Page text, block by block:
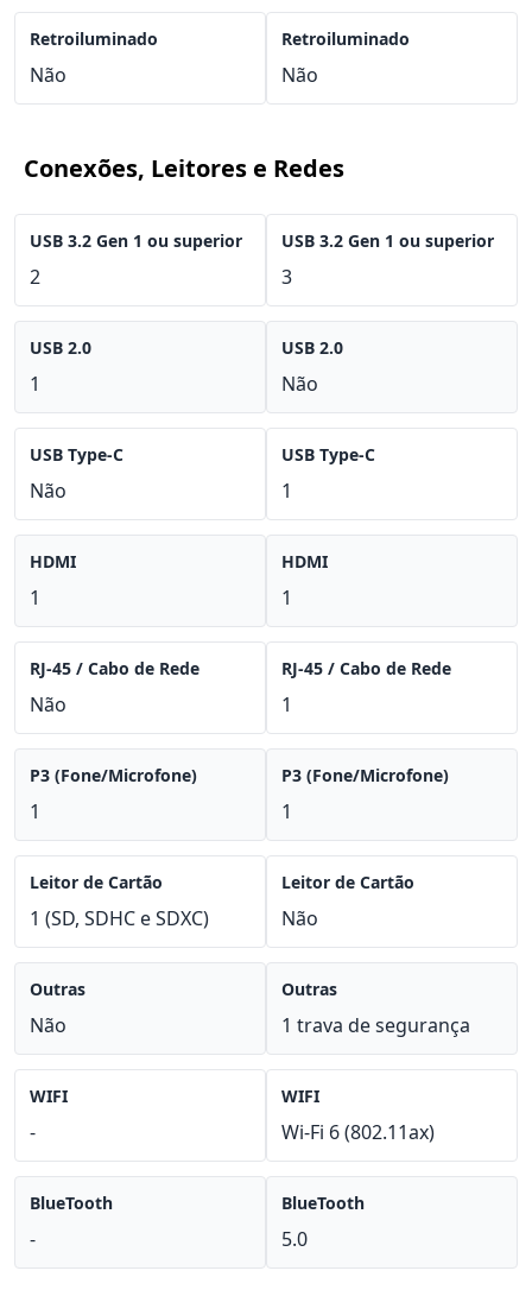
Retroiluminado
Não
Retroiluminado
Não
Conexões, Leitores e Redes
USB 3.2 Gen 1 ou superior
2
USB 2.0
1
USB Type-C
Não
HDMI
1
RJ-45 / Cabo de Rede
Não
P3 (Fone/Microfone)
1
Leitor de Cartão
1 (SD, SDHC e SDXC)
Outras
Não
WIFI
-
BlueTooth
-
USB 3.2 Gen 1 ou superior
3
USB 2.0
Não
USB Type-C
1
HDMI
1
RJ-45 / Cabo de Rede
1
P3 (Fone/Microfone)
1
Leitor de Cartão
Não
Outras
1 trava de segurança
WIFI
Wi-Fi 6 (802.11ax)
BlueTooth
5.0